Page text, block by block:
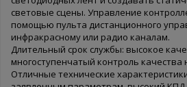
световые сцены. Управление
помощью пульта дистанционного
инфракрасному или радио каналам.
Длительный срок службы: высокое
многоступенчатый контроль качества
Отличные технические